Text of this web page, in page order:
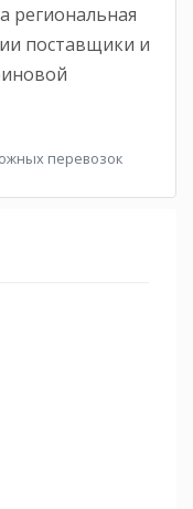
региональная
поставщики и
перевозок